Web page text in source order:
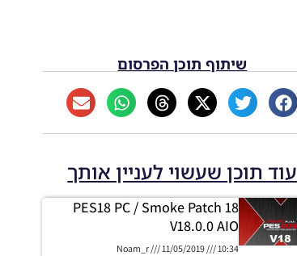
שיתוף תוכן הפרסום
עוד תוכן שעשוי לעניין אותך
PES18 PC / Smoke Patch 18
V18.0.0 AIO
Noam_r 11/05/2019 10:34